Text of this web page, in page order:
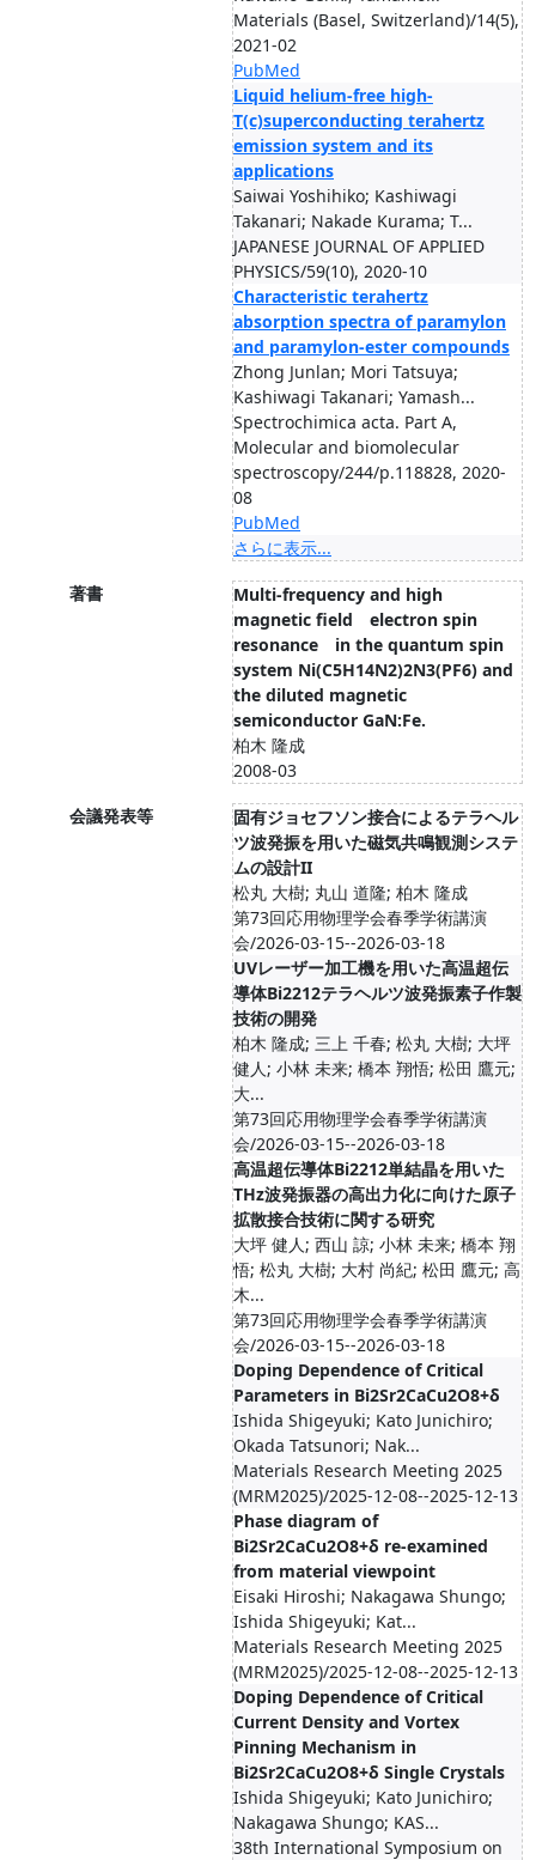
Materials (Basel, Switzerland)/14(5),
2021-02
PubMed
Liquid helium-free high-
T(c)superconducting terahertz
emission system and its
applications
Saiwai Yoshihiko; Kashiwagi
Takanari; Nakade Kurama; T...
JAPANESE JOURNAL OF APPLIED
PHYSICS/59(10), 2020-10
Characteristic terahertz
absorption spectra of paramylon
and paramylon-ester compounds
Zhong Junlan; Mori Tatsuya;
Kashiwagi Takanari; Yamash...
Spectrochimica acta. Part A,
Molecular and biomolecular
spectroscopy/244/p.118828, 2020-
08
PubMed
さらに表示...
著書
Multi-frequency and high
magnetic field electron spin
resonance in the quantum spin
system Ni(C5H14N2)2N3(PF6) and
the diluted magnetic
semiconductor GaN:Fe.
柏木 隆成
2008-03
会議発表等
固有ジョセフソン接合によるテラヘル
ツ波発振を用いた磁気共鳴観測システ
ムの設計II
松丸 大樹; 丸山 道隆; 柏木 隆成
第73回応用物理学会春季学術講演
会/2026-03-15--2026-03-18
UVレーザー加工機を用いた高温超伝
導体Bi2212テラヘルツ波発振素子作製
技術の開発
柏木 隆成; 三上 千春; 松丸 大樹; 大坪
健人; 小林 未来; 橋本 翔悟; 松田 鷹元;
大...
第73回応用物理学会春季学術講演
会/2026-03-15--2026-03-18
高温超伝導体Bi2212単結晶を用いた
THz波発振器の高出力化に向けた原子
拡散接合技術に関する研究
大坪 健人; 西山 諒; 小林 未来; 橋本 翔
悟; 松丸 大樹; 大村 尚紀; 松田 鷹元; 高
木...
第73回応用物理学会春季学術講演
会/2026-03-15--2026-03-18
Doping Dependence of Critical
Parameters in Bi2Sr2CaCu2O8+δ
Ishida Shigeyuki; Kato Junichiro;
Okada Tatsunori; Nak...
Materials Research Meeting 2025
(MRM2025)/2025-12-08--2025-12-13
Phase diagram of
Bi2Sr2CaCu2O8+δ re-examined
from material viewpoint
Eisaki Hiroshi; Nakagawa Shungo;
Ishida Shigeyuki; Kat...
Materials Research Meeting 2025
(MRM2025)/2025-12-08--2025-12-13
Doping Dependence of Critical
Current Density and Vortex
Pinning Mechanism in
Bi2Sr2CaCu2O8+δ Single Crystals
Ishida Shigeyuki; Kato Junichiro;
Nakagawa Shungo; KAS...
38th International Symposium on